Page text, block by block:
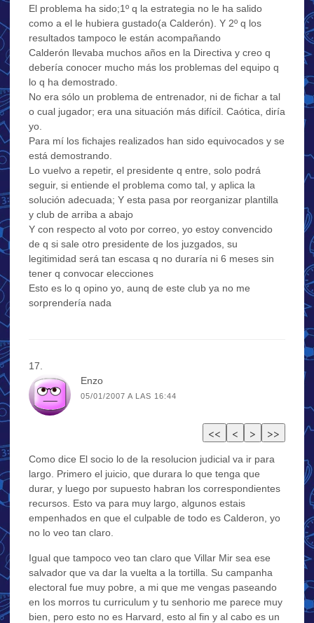
El problema ha sido;1º q la estrategia no le ha salido
como a el le hubiera gustado(a Calderón). Y 2º q los
resultados tampoco le están acompañando
Calderón llevaba muchos años en la Directiva y creo q
debería conocer mucho más los problemas del equipo q
lo q ha demostrado.
No era sólo un problema de entrenador, ni de fichar a tal
o cual jugador; era una situación más difícil. Caótica, diría
yo.
Para mí los fichajes realizados han sido equivocados y se
está demostrando.
Lo vuelvo a repetir, el presidente q entre, solo podrá
seguir, si entiende el problema como tal, y aplica la
solución adecuada; Y esta pasa por reorganizar plantilla
y club de arriba a abajo
Y con respecto al voto por correo, yo estoy convencido
de q si sale otro presidente de los juzgados, su
legitimidad será tan escasa q no duraría ni 6 meses sin
tener q convocar elecciones
Esto es lo q opino yo, aunq de este club ya no me
sorprendería nada
Enzo
05/01/2007 A LAS 16:44
Como dice El socio lo de la resolucion judicial va ir para
largo. Primero el juicio, que durara lo que tenga que
durar, y luego por supuesto habran los correspondientes
recursos. Esto va para muy largo, algunos estais
empenhados en que el culpable de todo es Calderon, yo
no lo veo tan claro.
Igual que tampoco veo tan claro que Villar Mir sea ese
salvador que va dar la vuelta a la tortilla. Su campanha
electoral fue muy pobre, a mi que me vengas paseando
en los morros tu curriculum y tu senhorio me parece muy
bien, pero esto no es Harvard, esto al fin y al cabo es un